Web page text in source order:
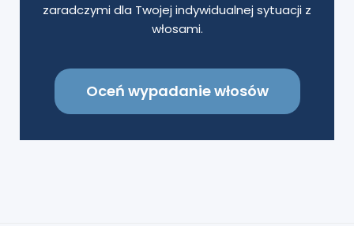
zaradczymi dla Twojej indywidualnej sytuacji z
włosami.
Oceń wypadanie włosów